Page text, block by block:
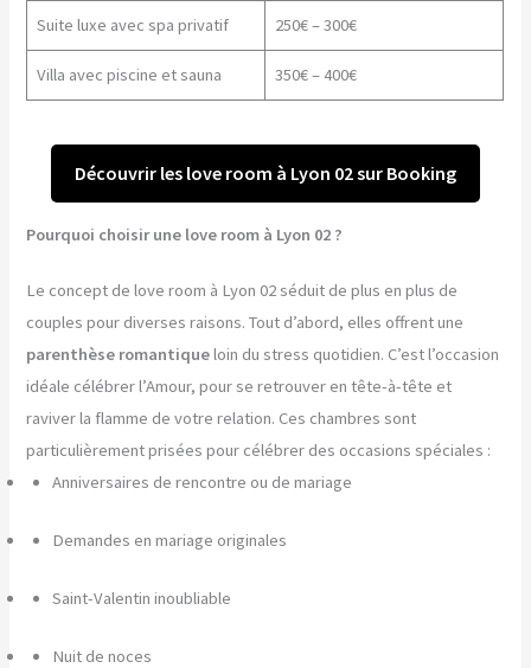
Suite luxe avec spa privatif 250€ – 300€
Villa avec piscine et sauna 350€ – 400€
Découvrir les love room à Lyon 02 sur Booking
Pourquoi choisir une love room à Lyon 02 ?
Le concept de love room à Lyon 02 séduit de plus en plus de
couples pour diverses raisons. Tout d’abord, elles offrent une
parenthèse romantiqueloin du stress quotidien. C’est l’occasion
idéale célébrer l’Amour, pour se retrouver en tête-à-tête et
raviver la flamme de votre relation. Ces chambres sont
particulièrement prisées pour célébrer des occasions spéciales :
Anniversaires de rencontre ou de mariage
Demandes en mariage originales
Saint-Valentin inoubliable
Nuit de noces